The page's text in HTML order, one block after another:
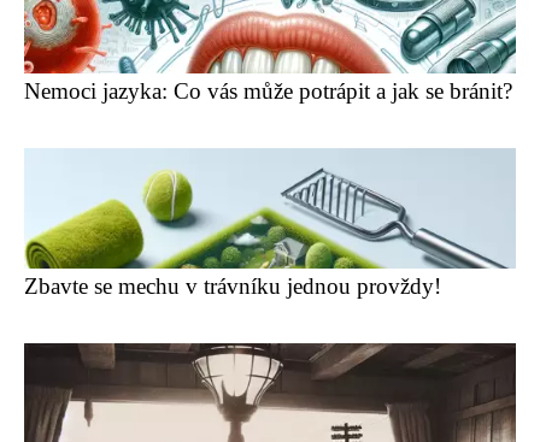
Nemoci jazyka: Co vás může potrápit a jak se bránit?
Zbavte se mechu v trávníku jednou provždy!